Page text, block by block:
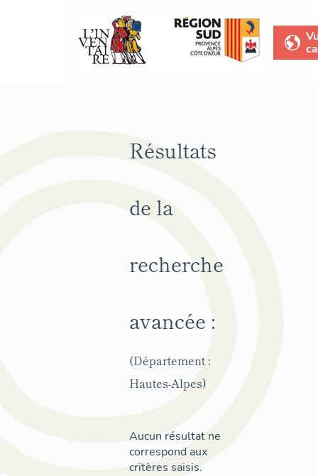
Résultats
de la
recherche
avancée :
(Département :
Hautes-Alpes)
Aucun résultat ne
correspond aux
critères saisis.